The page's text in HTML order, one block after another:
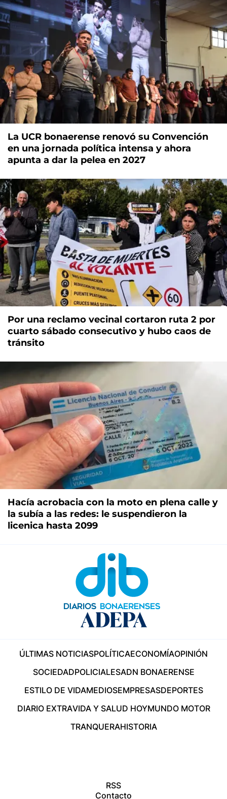
La UCR bonaerense renovó su Convención
en una jornada política intensa y ahora
apunta a dar la pelea en 2027
Por una reclamo vecinal cortaron ruta 2 por
cuarto sábado consecutivo y hubo caos de
tránsito
Hacía acrobacia con la moto en plena calle y
la subía a las redes: le suspendieron la
licenica hasta 2099
ÚLTIMAS NOTICIASPOLÍTICAECONOMÍAOPINIÓN
SOCIEDADPOLICIALESADN BONAERENSE
ESTILO DE VIDAMEDIOSEMPRESASDEPORTES
DIARIO EXTRAVIDA Y SALUD HOYMUNDO MOTOR
TRANQUERAHISTORIA
RSS
Contacto